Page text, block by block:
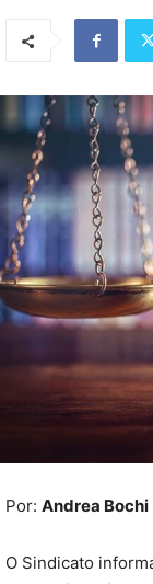
Por: Andrea Bochi
O Sindicato